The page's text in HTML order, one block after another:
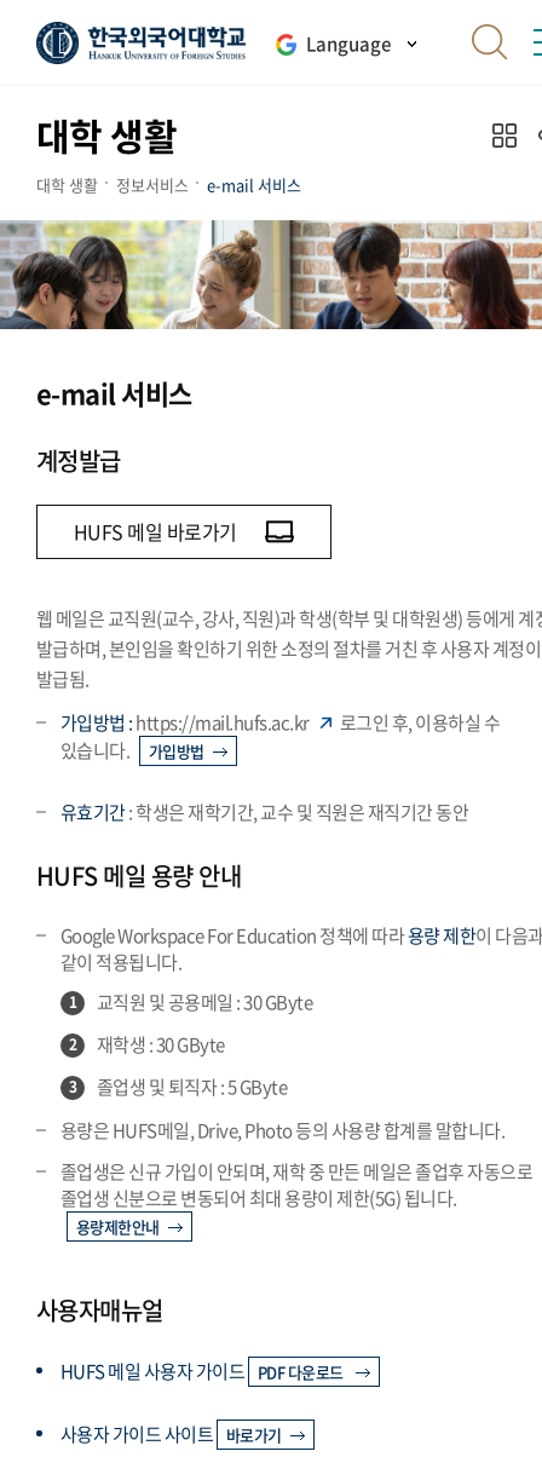
Language
대학 생활
대학 생활 정보서비스 e-mail 서비스
e-mail 서비스
계정발급
HUFS 메일 바로가기
웹 메일은 교직원(교수, 강사, 직원)과 학생(학부 및 대학원생) 등에게 계
발급하며, 본인임을 확인하기 위한 소정의 절차를 거친 후 사용자 계정이
발급됨.
가입방법 :https://mail.hufs.ac.kr
로그인 후, 이용하실 수
있습니다.
가입방법
유효기간: 학생은 재학기간, 교수 및 직원은 재직기간 동안
HUFS 메일 용량 안내
Google Workspace For Education 정책에 따라용량 제한이 다음
같이 적용됩니다.
1 교직원 및 공용메일 : 30 GByte
2 재학생 : 30 GByte
3
졸업생 및 퇴직자 : 5 GByte
용량은 HUFS메일, Drive, Photo 등의 사용량 합계를 말합니다.
졸업생은 신규 가입이 안되며, 재학 중 만든 메일은 졸업후 자동으로
졸업생 신분으로 변동되어 최대 용량이 제한(5G) 됩니다.
용량제한안내
사용자매뉴얼
HUFS 메일 사용자 가이드 PDF 다운로드
사용자 가이드 사이트 바로가기